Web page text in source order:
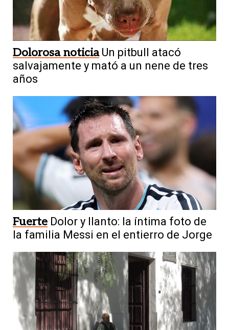
Dolorosa noticia Un pitbull atacó
salvajamente y mató a un nene de tres
años
Fuerte Dolor y llanto: la íntima foto de
la familia Messi en el entierro de Jorge